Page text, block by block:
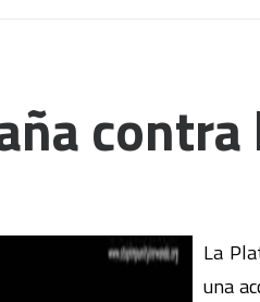
La
una